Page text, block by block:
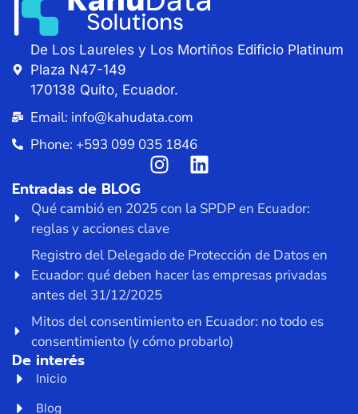
De Los Laureles y Los Mortiños Edificio Platinum
Plaza N47-149
170138 Quito, Ecuador.
Email: info@kahudata.com
Phone: +593 099 035 1846
Entradas de BLOG
Qué cambió en 2025 con la SPDP en Ecuador:
reglas y acciones clave
Registro del Delegado de Protección de Datos en
Ecuador: qué deben hacer las empresas privadas
antes del 31/12/2025
Mitos del consentimiento en Ecuador: no todo es
consentimiento (y cómo probarlo)
De interés
Inicio
Blog